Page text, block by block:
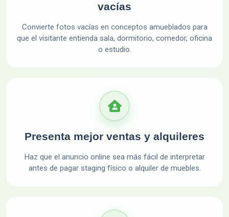
vacías
Convierte fotos vacías en conceptos amueblados para
que el visitante entienda sala, dormitorio, comedor, oficina
o estudio.
Presenta mejor ventas y alquileres
Haz que el anuncio online sea más fácil de interpretar
antes de pagar staging físico o alquiler de muebles.